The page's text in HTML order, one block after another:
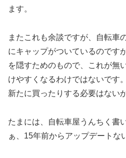
ます。
またこれも余談ですが、自転車
にキャップがついているのです
を隠すためのもので、これが無
けやすくなるわけではないです
新たに買ったりする必要はない
たまには、自転車屋うんちく書
ぁ、15年前からアップデートな